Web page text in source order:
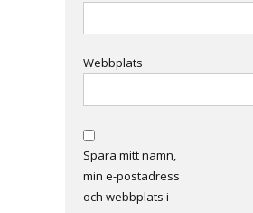
Webbplats
Spara mitt namn,
min e-postadress
och webbplats i